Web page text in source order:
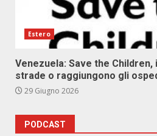
Estero
Venezuela: Save the
strade o raggiungono gli
29 Giugno 2026
PODCAST